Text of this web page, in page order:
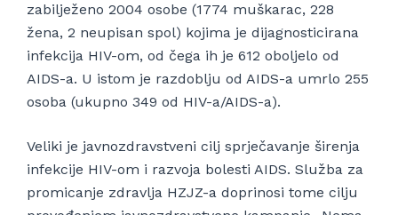
zabilježeno 2004 osobe (1774 muškarac, 228
žena, 2 neupisan spol) kojima je dijagnosticirana
infekcija HIV-om, od čega ih je 612 oboljelo od
AIDS-a. U istom je razdoblju od AIDS-a umrlo 255
osoba (ukupno 349 od HIV-a/AIDS-a).
Veliki je javnozdravstveni cilj sprječavanje širenja
infekcije HIV-om i razvoja bolesti AIDS. Služba za
promicanje zdravlja HZJZ-a doprinosi tome cilju